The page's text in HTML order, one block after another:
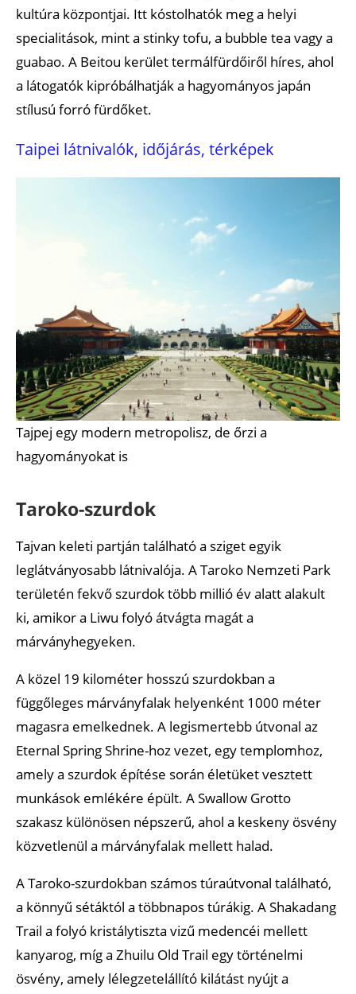
kultúra központjai. Itt kóstolhatók meg a helyi
specialitások, mint a stinky tofu, a bubble tea vagy a
guabao. A Beitou kerület termálfürdőiről híres, ahol
a látogatók kipróbálhatják a hagyományos japán
stílusú forró fürdőket.
Taipei látnivalók, időjárás, térképek
Tajpej egy modern metropolisz, de őrzi a
hagyományokat is
Taroko-szurdok
Tajvan keleti partján található a sziget egyik
leglátványosabb látnivalója. A Taroko Nemzeti Park
területén fekvő szurdok több millió év alatt alakult
ki, amikor a Liwu folyó átvágta magát a
márványhegyeken.
A közel 19 kilométer hosszú szurdokban a
függőleges márványfalak helyenként 1000 méter
magasra emelkednek. A legismertebb útvonal az
Eternal Spring Shrine-hoz vezet, egy templomhoz,
amely a szurdok építése során életüket vesztett
munkások emlékére épült. A Swallow Grotto
szakasz különösen népszerű, ahol a keskeny ösvény
közvetlenül a márványfalak mellett halad.
A Taroko-szurdokban számos túraútvonal található,
a könnyű sétáktól a többnapos túrákig. A Shakadang
Trail a folyó kristálytiszta vizű medencéi mellett
kanyarog, míg a Zhuilu Old Trail egy történelmi
ösvény, amely lélegzetelállító kilátást nyújt a